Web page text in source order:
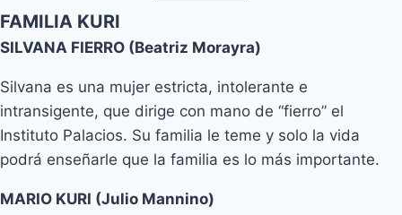
FAMILIA KURI
SILVANA FIERRO (Beatriz Morayra)
Silvana es una mujer estricta, intolerante e
intransigente, que dirige con mano de “fierro” el
Instituto Palacios. Su familia le teme y solo la vida
podrá enseñarle que la familia es lo más importante.
MARIO KURI (Julio Mannino)